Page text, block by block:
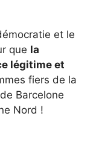
et le
que la
légitime et
fiers de la
Barcelone
Nord !